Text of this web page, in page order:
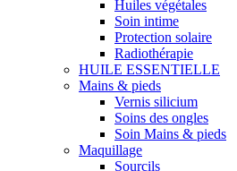
Huiles végétales
Soin intime
Protection solaire
Radiothérapie
HUILE ESSENTIELLE
Mains & pieds
Vernis silicium
Soins des ongles
Soin Mains & pieds
Maquillage
Sourcils